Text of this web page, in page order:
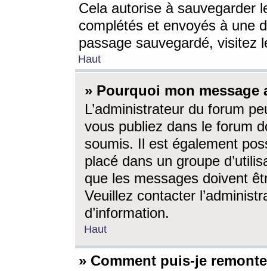
Cela autorise à sauvegarder
complétés et envoyés à une
passage sauvegardé, visitez
Haut
» Pourquoi mon message
L’administrateur du forum
vous publiez dans le forum
soumis. Il est également
placé dans un groupe
que les messages doivent
Veuillez contacter
d’information.
Haut
» Comment puis-je